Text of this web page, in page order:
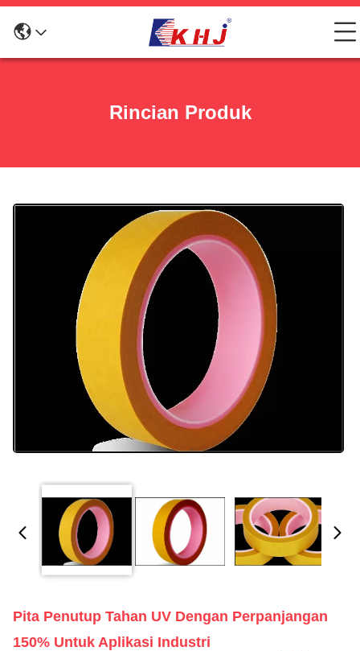
Rincian Produk
Pita Penutup Tahan UV Dengan Perpanjangan
150% Untuk Aplikasi Industri